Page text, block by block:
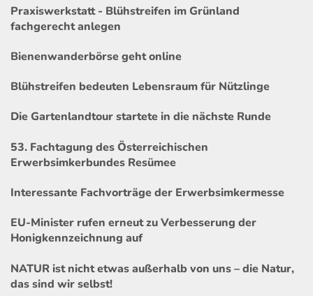
Praxiswerkstatt - Blühstreifen im Grünland
fachgerecht anlegen
Bienenwanderbörse geht online
Blühstreifen bedeuten Lebensraum für Nützlinge
Die Gartenlandtour startete in die nächste Runde
53. Fachtagung des Österreichischen
Erwerbsimkerbundes Resümee
Interessante Fachvorträge der Erwerbsimkermesse
EU-Minister rufen erneut zu Verbesserung der
Honigkennzeichnung auf
NATUR ist nicht etwas außerhalb von uns – die Natur,
das sind wir selbst!